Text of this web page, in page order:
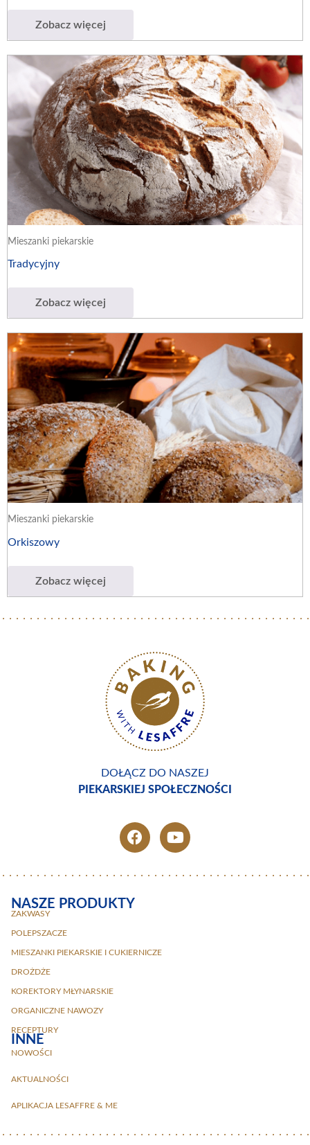
Zobacz więcej
Mieszanki piekarskie
Tradycyjny
Zobacz więcej
Mieszanki piekarskie
Orkiszowy
Zobacz więcej
DOŁĄCZ DO NASZEJ
PIEKARSKIEJ SPOŁECZNOŚCI
NASZE PRODUKTY
ZAKWASY
POLEPSZACZE
MIESZANKI PIEKARSKIE I CUKIERNICZE
DROŻDŻE
KOREKTORY MŁYNARSKIE
ORGANICZNE NAWOZY
RECEPTURY
INNE
NOWOŚCI
AKTUALNOŚCI
APLIKACJA LESAFFRE & ME